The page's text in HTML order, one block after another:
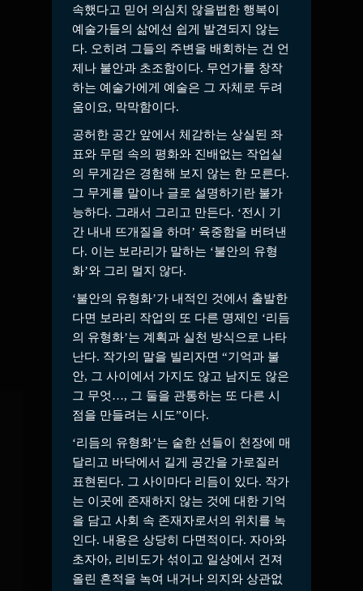
속했다고 믿어 의심치 않을법한 행복이
예술가들의 삶에선 쉽게 발견되지 않는
다. 오히려 그들의 주변을 배회하는 건 언
제나 불안과 초조함이다. 무언가를 창작
하는 예술가에게 예술은 그 자체로 두려
움이요, 막막함이다.
공허한 공간 앞에서 체감하는 상실된 좌
표와 무덤 속의 평화와 진배없는 작업실
의 무게감은 경험해 보지 않는 한 모른다.
그 무게를 말이나 글로 설명하기란 불가
능하다. 그래서 그리고 만든다. ‘전시 기
간 내내 뜨개질을 하며’ 육중함을 버텨낸
다. 이는 보라리가 말하는 ‘불안의 유형
화’와 그리 멀지 않다.
‘불안의 유형화’가 내적인 것에서 출발한
다면 보라리 작업의 또 다른 명제인 ‘리듬
의 유형화’는 계획과 실천 방식으로 나타
난다. 작가의 말을 빌리자면 “기억과 불
안, 그 사이에서 가지도 않고 남지도 않은
그 무엇…, 그 둘을 관통하는 또 다른 시
점을 만들려는 시도”이다.
‘리듬의 유형화’는 숱한 선들이 천장에 매
달리고 바닥에서 길게 공간을 가로질러
표현된다. 그 사이마다 리듬이 있다. 작가
는 이곳에 존재하지 않는 것에 대한 기억
을 담고 사회 속 존재자로서의 위치를 녹
인다. 내용은 상당히 다면적이다. 자아와
초자아, 리비도가 섞이고 일상에서 건져
올린 흔적을 녹여 내거나 의지와 상관없